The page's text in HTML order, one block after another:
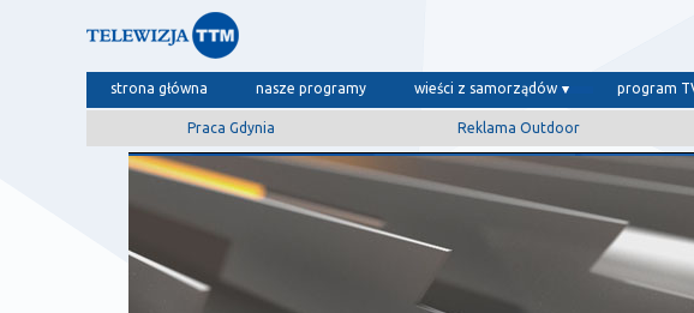
strona główna nasze programy wieści z samorządów program
Praca Gdynia Reklama Outdoor